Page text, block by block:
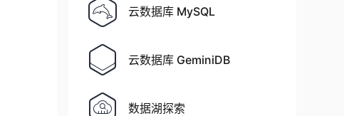
云数据库 MySQL
云数据库 GeminiDB
数据湖探索